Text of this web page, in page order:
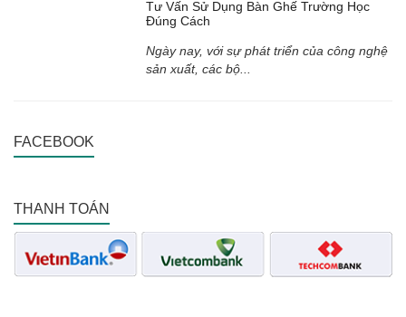
Tư Vấn Sử Dụng Bàn Ghế Trường Học
Đúng Cách
Ngày nay, với sự phát triển của công nghệ
sản xuất, các bộ...
FACEBOOK
THANH TOÁN